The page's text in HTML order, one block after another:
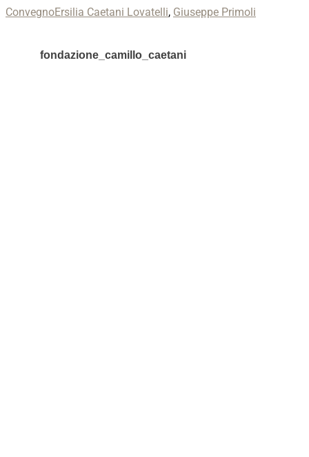
Categories
ConvegnoTags
Ersilia Caetani Lovatelli, Giuseppe Primoli
fondazione_camillo_caetani